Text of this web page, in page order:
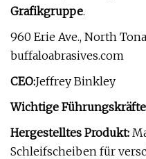
Grafikgruppe.
960 Erie Ave., North
buffaloabrasives.com
CEO:Jeffrey Binkley
Wichtige Führungskräfte
Hergestelltes Produkt:
Schleifscheiben für